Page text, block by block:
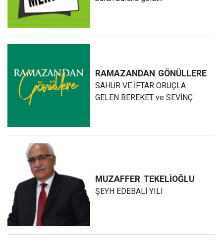
RAMAZANDAN GÖNÜLLERE
SAHUR VE İFTAR ORUÇLA
GELEN BEREKET ve SEVİNÇ
MUZAFFER TEKELİOĞLU
ŞEYH EDEBALİ YILI